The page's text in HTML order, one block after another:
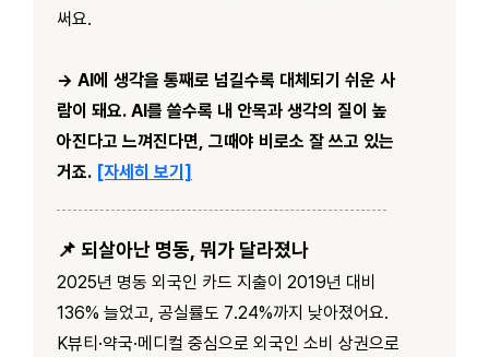
써요.
→ AI에 생각을 통째로 넘길수록 대체되기 쉬운 사
람이 돼요. AI를 쓸수록 내 안목과 생각의 질이 높
아진다고 느껴진다면, 그때야 비로소 잘 쓰고 있는
거죠. [자세히 보기]
📌 되살아난 명동, 뭐가 달라졌나
2025년 명동 외국인 카드 지출이 2019년 대비
136% 늘었고, 공실률도 7.24%까지 낮아졌어요.
K뷰티·약국·메디컬 중심으로 외국인 소비 상권으로